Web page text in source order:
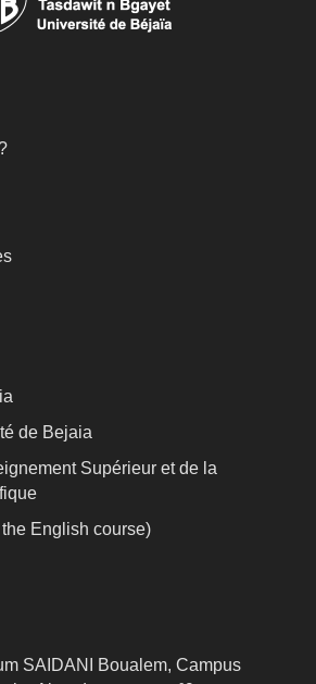
de Bejaia
Supérieur et de la
English course)
SAIDANI Boualem, Campus